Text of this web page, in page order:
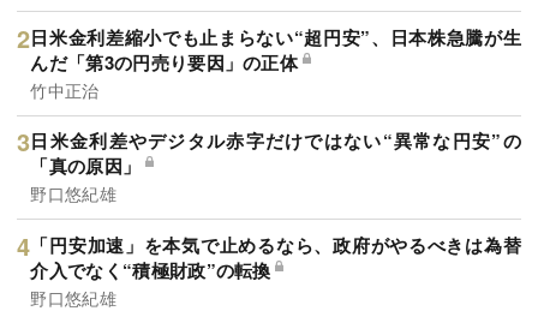
日米金利差縮小でも止まらない“超円安”、日本株急騰が生
んだ「第3の円売り要因」の正体
竹中正治
日米金利差やデジタル赤字だけではない“異常な円安”の
「真の原因」
野口悠紀雄
「円安加速」を本気で止めるなら、政府がやるべきは為替
介入でなく“積極財政”の転換
野口悠紀雄